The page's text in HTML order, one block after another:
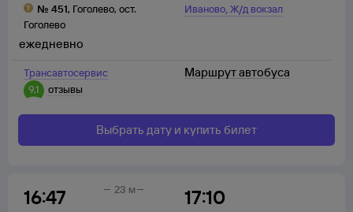
№ 451, Гоголево, ост.
Гоголево
Иваново,Ж/д вокзал
Трансавтосервис
9,1
отзывы
ежедневно
Маршрут автобуса
Выбрать дату и купить билет
16:47 17:10
23 м